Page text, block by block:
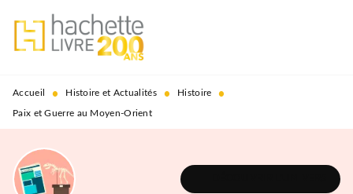
MENU RECHERCHE
PIED DE PAGE
Accueil • Histoire et Actualités • Histoire •
Paix et Guerre au Moyen-Orient